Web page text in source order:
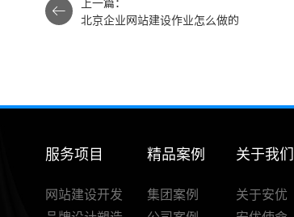
北京企业网站建设作业怎么做的
服务项目
网站建设开发
精品案例
集团案例
关于我们
关于安优